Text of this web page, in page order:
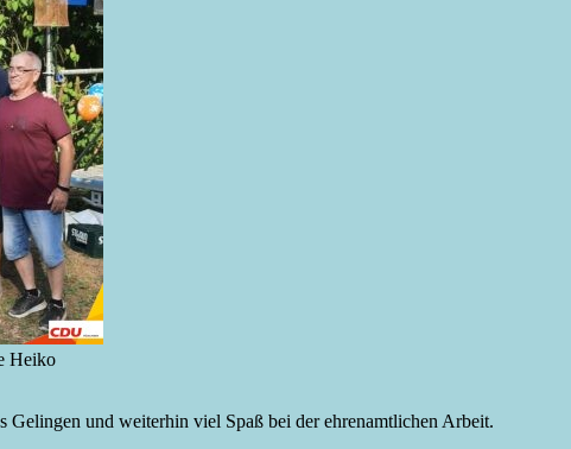
Heiko
und weiterhin viel Spaß bei der ehrenamtlichen Arbeit.